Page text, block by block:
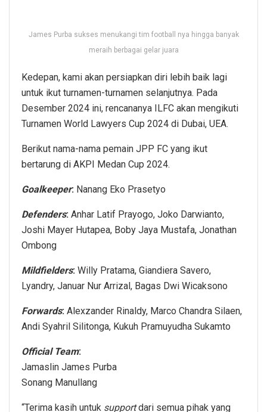
James Purba sukses menukangi tim football nya hingga banyak
meraih berbagai gelar juara
Kedepan, kami akan persiapkan diri lebih baik lagi
untuk ikut turnamen-turnamen selanjutnya. Pada
Desember 2024 ini, rencananya ILFC akan mengikuti
Turnamen World Lawyers Cup 2024 di Dubai, UEA.
Berikut nama-nama pemain JPP FC yang ikut
bertarung di AKPI Medan Cup 2024.
Goalkeeper: Nanang Eko Prasetyo
Defenders: Anhar Latif Prayogo, Joko Darwianto,
Joshi Mayer Hutapea, Boby Jaya Mustafa, Jonathan
Ombong
Mildfielders: Willy Pratama, Giandiera Savero,
Lyandry, Januar Nur Arrizal, Bagas Dwi Wicaksono
Forwards: Alexzander Rinaldy, Marco Chandra Silaen,
Andi Syahril Silitonga, Kukuh Pramuyudha Sukamto
Official Team:
Jamaslin James Purba
Sonang Manullang
“Terima kasih untuk supportdari semua pihak yang